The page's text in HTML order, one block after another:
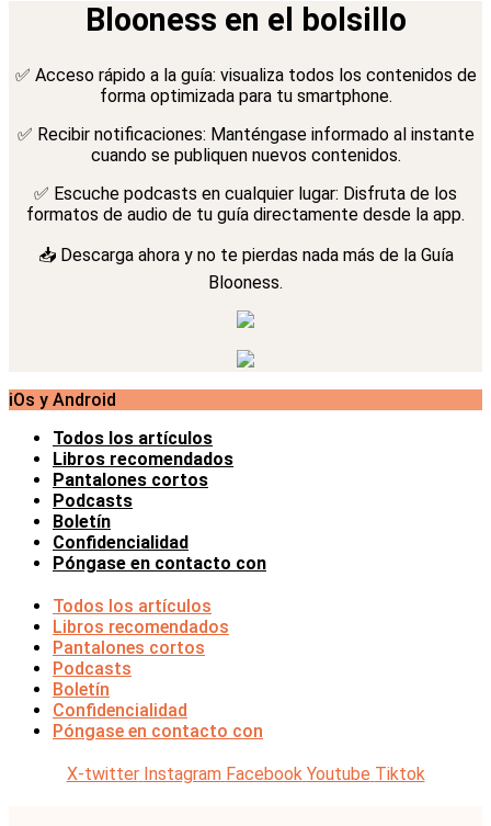
Blooness en el bolsillo
✅ Acceso rápido a la guía: visualiza todos los contenidos de
forma optimizada para tu smartphone.
✅ Recibir notificaciones: Manténgase informado al instante
cuando se publiquen nuevos contenidos.
✅ Escuche podcasts en cualquier lugar: Disfruta de los
formatos de audio de tu guía directamente desde la app.
📥 Descarga ahora y no te pierdas nada más de la Guía
Blooness.
iOs y Android
Todos los artículos
Libros recomendados
Pantalones cortos
Podcasts
Boletín
Confidencialidad
Póngase en contacto con
Todos los artículos
Libros recomendados
Pantalones cortos
Podcasts
Boletín
Confidencialidad
Póngase en contacto con
X-twitter Instagram Facebook Youtube Tiktok